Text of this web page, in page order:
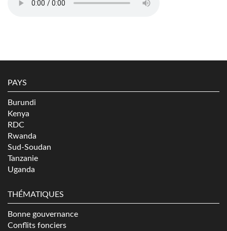
PAYS
Burundi
Kenya
RDC
Rwanda
Sud-Soudan
Tanzanie
Uganda
THÉMATIQUES
Bonne gouvernance
Conflits fonciers